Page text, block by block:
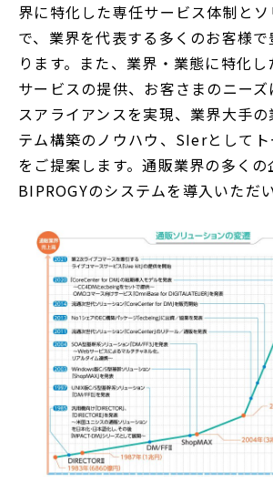
界に特化した専任サービス体制と
で、業界を代表する多くのお客様
ります。また、業界・業態に特化し
サービスの提供、お客さまのニー
スアライアンスを実現、業界大手
テム構築のノウハウ、SIerとして
をご提案します。通販業界の多くの
BIPROGYのシステムを導入いただ